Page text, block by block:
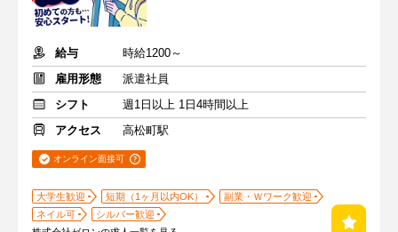
給与
時給1200～
雇用形態
派遣社員
シフト
週1日以上 1日4時間以上
アクセス
高松町駅
オンライン面接可
大学生歓迎 短期（1ヶ月以内OK）
副業・Ｗワーク歓迎
ネイル可
シルバー歓迎